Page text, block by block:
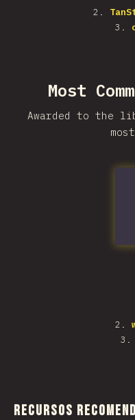
2 .
3 .
Most
Awarded to the
2 .
3 .
Recursos